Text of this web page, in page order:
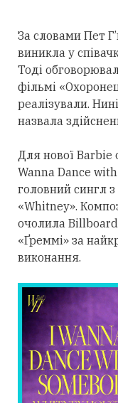
За словами Пет
виникла у
Тоді
фільмі
реалізували.
назвала
Для нової Barbie
Wanna Dance
головний сингл
«Whitney».
очолила Billboard
«Ґреммі» за
виконання.